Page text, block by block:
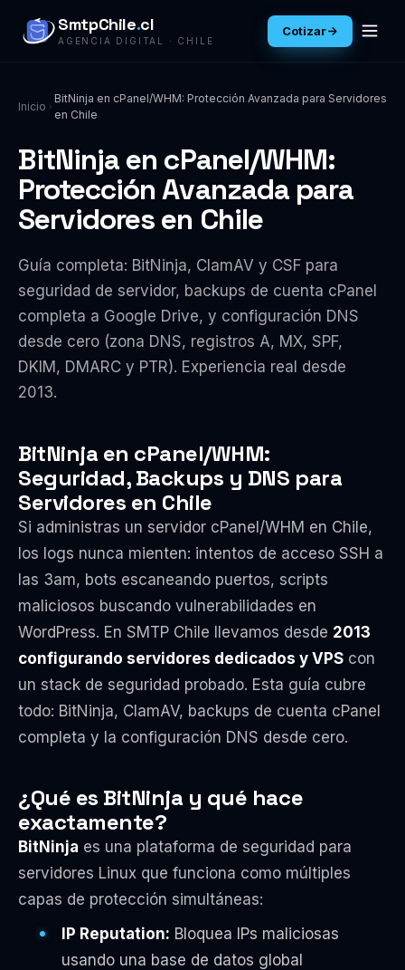
SmtpChile.cl
AGENCIA DIGITAL · CHILE
Cotizar
Inicio
BitNinja en cPanel/WHM: Protección Avanzada para Servidores
en Chile
BitNinja en cPanel/WHM:
Protección Avanzada para
Servidores en Chile
Guía completa: BitNinja, ClamAV y CSF para
seguridad de servidor, backups de cuenta cPanel
completa a Google Drive, y configuración DNS
desde cero (zona DNS, registros A, MX, SPF,
DKIM, DMARC y PTR). Experiencia real desde
2013.
BitNinja en cPanel/WHM:
Seguridad, Backups y DNS para
Servidores en Chile
Si administras un servidor cPanel/WHM en Chile,
los logs nunca mienten: intentos de acceso SSH a
las 3am, bots escaneando puertos, scripts
maliciosos buscando vulnerabilidades en
WordPress. En SMTP Chile llevamos desde 2013
configurando servidores dedicados y VPS con
un stack de seguridad probado. Esta guía cubre
todo: BitNinja, ClamAV, backups de cuenta cPanel
completa y la configuración DNS desde cero.
¿Qué es BitNinja y qué hace
exactamente?
BitNinja es una plataforma de seguridad para
servidores Linux que funciona como múltiples
capas de protección simultáneas:
IP Reputation: Bloquea IPs maliciosas
usando una base de datos global